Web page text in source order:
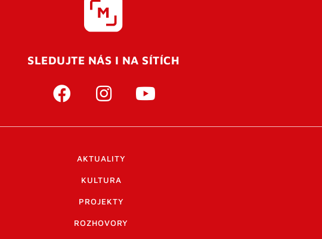
SLEDUJTE NÁS I NA SÍTÍCH
AKTUALITY
KULTURA
PROJEKTY
ROZHOVORY